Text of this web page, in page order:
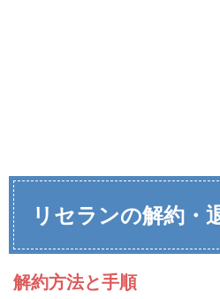
リセランの解約・
解約方法と手順